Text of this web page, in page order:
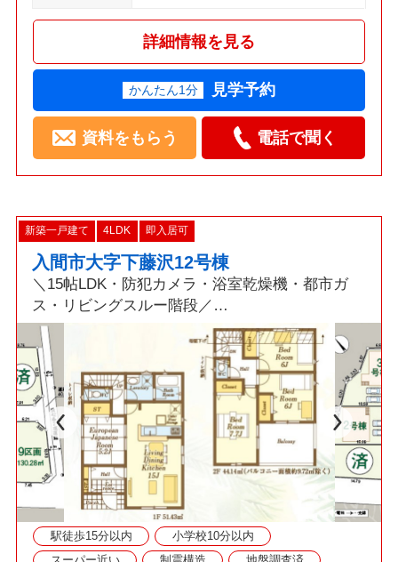
詳細情報を見る
かんたん1分 見学予約
資料をもらう 電話で聞く
新築一戸建て 4LDK 即入居可
入間市大字下藤沢12号棟
＼15帖LDK・防犯カメラ・浴室乾燥機・都市ガ
ス・リビングスルー階段／
■西武池袋線【武蔵藤沢駅】徒歩15分！並列駐車
最大2台可！
■冷暖房の効率を高める複層ガラス、節水型トイ
レ、ZEH水準住宅！
■資料請求・ご見学をご希望の際はお気軽にお問
い合わせください！
駅徒歩15分以内
小学校10分以内